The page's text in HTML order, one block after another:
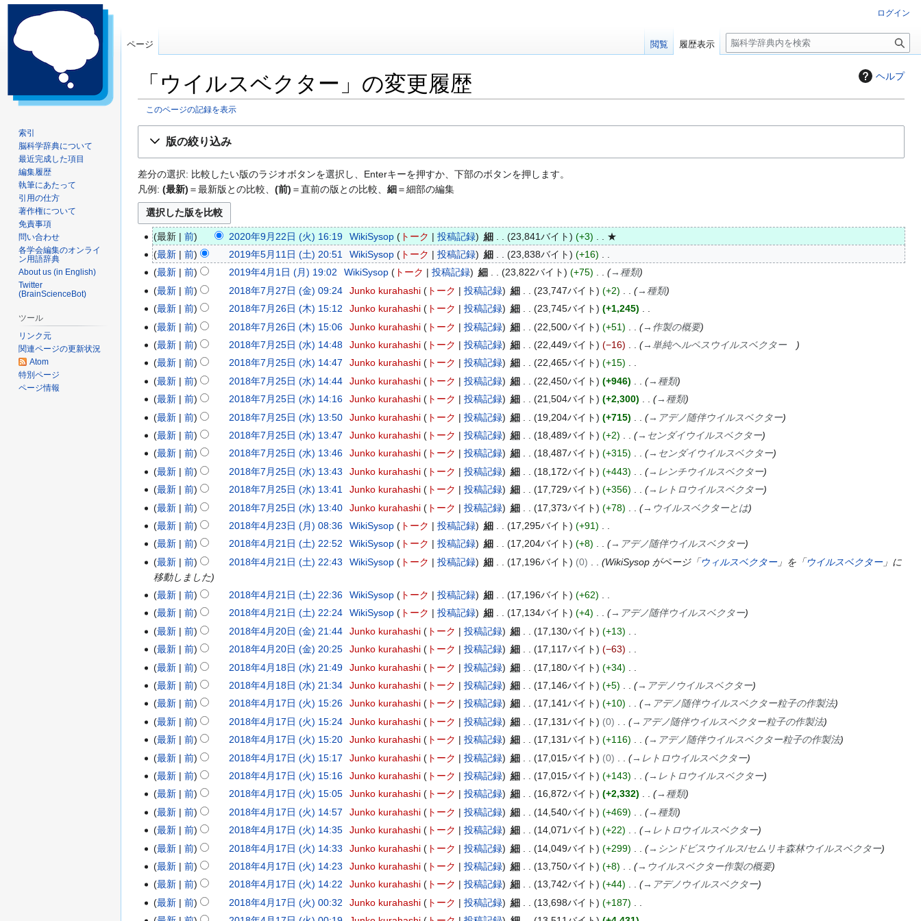
ヘルプ
「ウイルスベクター」の変更履歴
このページの記録を表示
ー
シ
ョ
ン
に
移
動
移
動
版の絞り込み
差分の選択: 比較したい版のラジオボタンを選択し、Enterキーを押すか、下部のボタンを押します。
凡例: (最新) ＝最新版との比較、 (前) ＝直前の版との比較、 細＝細部の編集
年
月
日
火
最新 前 2020年9月22日 (火) 16:19 WikiSysop トーク 投稿記録 細 23,841バイト
+3
編
集
の
要
約
な
し
★
年
月
日
土
最新 前 2019年5月11日 (土) 20:51 WikiSysop トーク 投稿記録 細 23,838バイト
+16
編
の
要
約
な
し
年
月
日
月
最新 前 2019年4月1日 (月) 19:02 WikiSysop トーク 投稿記録 細 23,822バイト +75 →種類
年
月
日
金
最新 前 2018年7月27日 (金) 09:24 Junko kurahashi トーク 投稿記録 細 23,747バイト +2 →種類
年
月
日
木
最新 前 2018年7月26日 (木) 15:12 Junko kurahashi トーク 投稿記録 細 23,745バイト
+1,245
編
集
の
要
約
な
し
最新 前 2018年7月26日 (木) 15:06 Junko kurahashi トーク 投稿記録 細 22,500バイト +51 → 作製の概要
年
月
日
水
最新 前 2018年7月25日 (水) 14:48 Junko kurahashi トーク 投稿記録 細 22,449バイト −16 →単純ヘルペスウイルスベクター
最新
前 2018年7月25日 (水) 14:47 Junko kurahashi トーク 投稿記録 細 22,465バイト
+15
編
集
の
要
約
な
し
最新 前 2018年7月25日 (水) 14:44 Junko kurahashi トーク 投稿記録 細 22,450バイト +946 →種類
最新
前 2018年7月25日 (水) 14:16 Junko kurahashi トーク 投稿記録 細 21,504バイト +2,300 →種類
最新
前 2018年7月25日 (水) 13:50 Junko kurahashi トーク 投稿記録 細 19,204バイト +715 → アデノ随伴ウイルスベクター
最新
前 2018年7月25日 (水) 13:47 Junko kurahashi トーク 投稿記録 細 18,489バイト +2 → センダイウイルスベクター
最新
前 2018年7月25日 (水) 13:46 Junko kurahashi トーク 投稿記録 細 18,487バイト +315 → センダイウイルスベクター
最新
前 2018年7月25日 (水) 13:43 Junko kurahashi トーク 投稿記録 細 18,172バイト +443 → レンチウイルスベクター
最新
前 2018年7月25日 (水) 13:41 Junko kurahashi トーク 投稿記録 細 17,729バイト +356 → レトロウイルスベクター
最新
前 2018年7月25日 (水) 13:40 Junko kurahashi トーク 投稿記録 細 17,373バイト +78 → ウイルスベクターとは
年
月
日
月
最新 前 2018年4月23日 (月) 08:36 WikiSysop トーク 投稿記録 細 17,295バイト
+91
編
の
要
約
な
し
年
月
日
土
最新 前 2018年4月21日 (土) 22:52 WikiSysop トーク 投稿記録 細 17,204バイト +8 → アデノ随伴ウイルスベクター
最新
前 2018年4月21日 (土) 22:43 WikiSysop トーク 投稿記録 細 17,196バイト 0 WikiSysop がページ「ウィルスベクター」を「ウイルスベクター」に
移動しました
最新
前 2018年4月21日 (土) 22:36 WikiSysop トーク 投稿記録 細 17,196バイト
+62
編
の
要
約
な
し
最新 前 2018年4月21日 (土) 22:24 WikiSysop トーク 投稿記録 細 17,134バイト +4 → アデノ随伴ウイルスベクター
年
月
日
金
最新 前 2018年4月20日 (金) 21:44 Junko kurahashi トーク 投稿記録 細 17,130バイト
+13
編
の
要
約
な
し
最新 前 2018年4月20日 (金) 20:25 Junko kurahashi トーク 投稿記録 細 17,117バイト
−63
編
集
の
要
約
な
し
年
月
日
水
最新 前 2018年4月18日 (水) 21:49 Junko kurahashi トーク 投稿記録 細 17,180バイト
+34
編
集
の
要
約
な
し
最新 前 2018年4月18日 (水) 21:34 Junko kurahashi トーク 投稿記録 細 17,146バイト +5 → アデノウイルスベクター
年
月
日
火
最新 前 2018年4月17日 (火) 15:26 Junko kurahashi トーク 投稿記録 細 17,141バイト +10 → アデノ随伴ウイルスベクター粒子の作製法
最新
前 2018年4月17日 (火) 15:24 Junko kurahashi トーク 投稿記録 細 17,131バイト 0 → アデノ随伴ウイルスベクター粒子の作製法
最新
前 2018年4月17日 (火) 15:20 Junko kurahashi トーク 投稿記録 細 17,131バイト +116 → アデノ随伴ウイルスベクター粒子の作製法
最新
前 2018年4月17日 (火) 15:17 Junko kurahashi トーク 投稿記録 細 17,015バイト 0 → レトロウイルスベクター
最新
前 2018年4月17日 (火) 15:16 Junko kurahashi トーク 投稿記録 細 17,015バイト +143 → レトロウイルスベクター
最新
前 2018年4月17日 (火) 15:05 Junko kurahashi トーク 投稿記録 細 16,872バイト +2,332 →種類
最新
前 2018年4月17日 (火) 14:57 Junko kurahashi トーク 投稿記録 細 14,540バイト +469 →種類
最新
前 2018年4月17日 (火) 14:35 Junko kurahashi トーク 投稿記録 細 14,071バイト +22 → レトロウイルスベクター
最新
前 2018年4月17日 (火) 14:33 Junko kurahashi トーク 投稿記録 細 14,049バイト +299 → シンドビスウイルス/セムリキ森林ウイルスベクター
最新
前 2018年4月17日 (火) 14:23 Junko kurahashi トーク 投稿記録 細 13,750バイト +8 → ウイルスベクター作製の概要
最新
前 2018年4月17日 (火) 14:22 Junko kurahashi トーク 投稿記録 細 13,742バイト +44 → アデノウイルスベクター
最新
前 2018年4月17日 (火) 00:32 Junko kurahashi トーク 投稿記録 細 13,698バイト
+187
編
ログイン
ページ 閲覧 履歴表示
検
索
索引
脳科学辞典について
最近完成した項目
編集履歴
執筆にあたって
引用の仕方
著作権について
免責事項
問い合わせ
各学会編集のオンライ
ン用語辞典
About us (in English)
Twitter
(BrainScienceBot)
ツール
リンク元
関連ページの更新状況
Atom
特別ページ
ページ情報